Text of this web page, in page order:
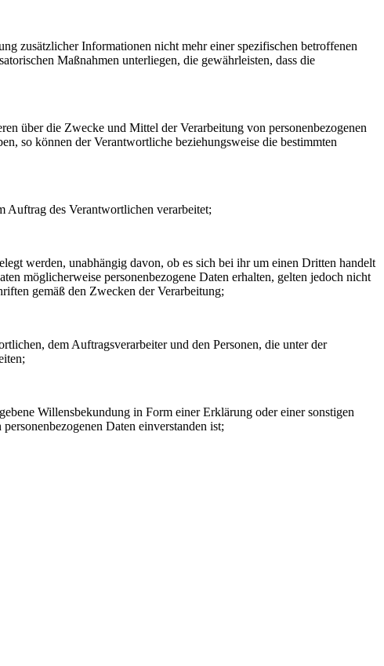
zusätzlicher Informationen nicht mehr einer spezifischen betroffenen
Maßnahmen unterliegen, die gewährleisten, dass die
über die Zwecke und Mittel der Verarbeitung von personenbezogenen
so können der Verantwortliche beziehungsweise die bestimmten
Auftrag des Verantwortlichen verarbeitet;
werden, unabhängig davon, ob es sich bei ihr um einen Dritten handelt
möglicherweise personenbezogene Daten erhalten, gelten jedoch nicht
gemäß den Zwecken der Verarbeitung;
dem Auftragsverarbeiter und den Personen, die unter der
Willensbekundung in Form einer Erklärung oder einer sonstigen
Daten einverstanden ist;